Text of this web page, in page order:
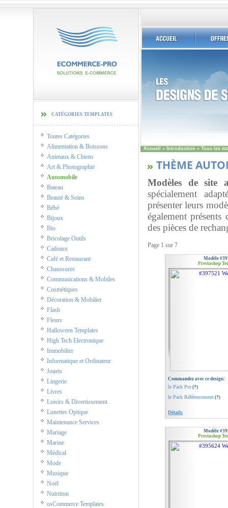
catégories templates
Toutes Catégories
Alimentation & Boissons
Animaux & Chiens
Art & Photographie
Automobile
Bateau
Beauté & Soins
Bébé
Bijoux
Bio
Bricolage Outils
Cadeaux
Café et Restaurant
Chaussures
Communications & Mobiles
Cosmétiques
Décoration & Mobilier
Flash
Fleurs
Halloween Templates
High Tech Electronique
Immobilier
Informatique et Ordinateur
Jouets
Lingerie
Livres
Loisirs & Divertissement
Lunettes Optique
Maintenance Services
Mariage
Marine
Médical
Mode
Musique
Noël
Nutrition
osCommerce Templates
Accueil » Introduction » Tous les
THÈME
Modèles de site
spécialement
présenter leurs
également
des pièces de
Page 1 sur 7
Modèle
Prestashop
Commandez avec ce design:
le Pack Pro (?)
le Pack Référencement (?)
Détails
Modèle
Prestashop